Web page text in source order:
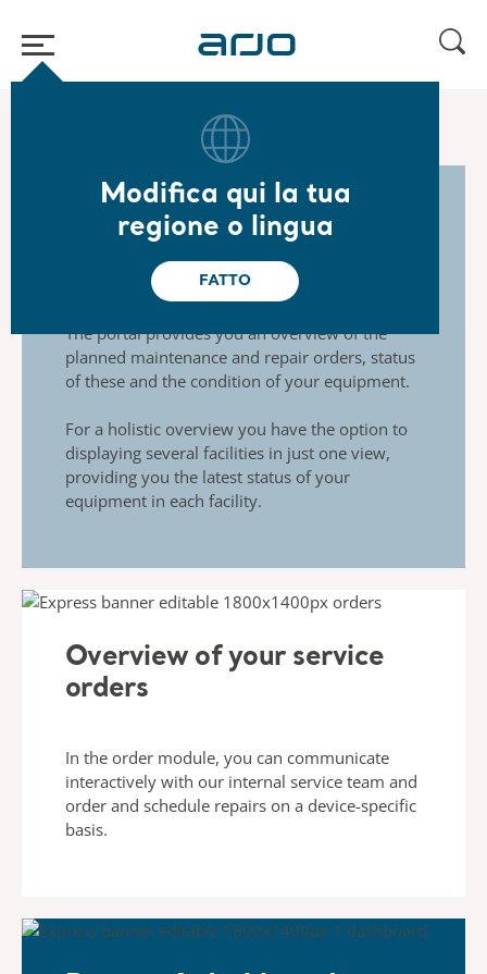
Modifica qui la tua
regione o lingua
FATTO
Arjo express sign-up​
Overview of your
equipment
The portal provides you an overview of the
planned maintenance and repair orders, status
of these and the condition of your equipment.
For a holistic overview you have the option to
displaying several facilities in just one view,
providing you the latest status of your
equipment in each facility.
Overview of your service
orders
In the order module, you can communicate
interactively with our internal service team and
order and schedule repairs on a device-specific
basis.